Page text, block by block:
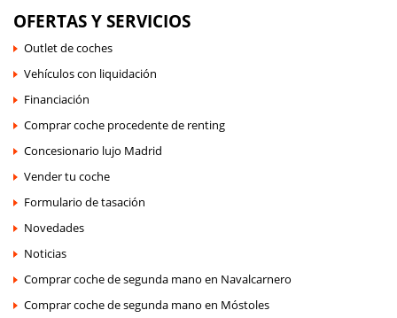
OFERTAS Y SERVICIOS
Outlet de coches
Vehículos con liquidación
Financiación
Comprar coche procedente de renting
Concesionario lujo Madrid
Vender tu coche
Formulario de tasación
Novedades
Noticias
Comprar coche de segunda mano en Navalcarnero
Comprar coche de segunda mano en Móstoles